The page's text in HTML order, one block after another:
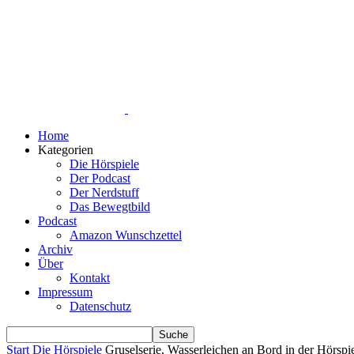
Home
Kategorien
Die Hörspiele
Der Podcast
Der Nerdstuff
Das Bewegtbild
Podcast
Amazon Wunschzettel
Archiv
Über
Kontakt
Impressum
Datenschutz
Start Die Hörspiele Gruselserie, Wasserleichen an Bord in der